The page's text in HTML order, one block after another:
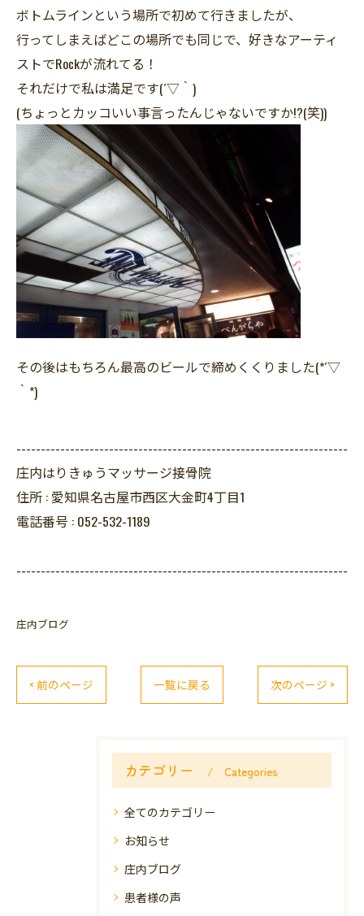
ボトムラインという場所で初めて行きましたが、
行ってしまえばどこの場所でも同じで、好きなアーティ
ストでRockが流れてる！
それだけで私は満足です(´▽｀)
(ちょっとカッコいい事言ったんじゃないですか!?(笑))
その後はもちろん最高のビールで締めくくりました(*´▽
｀*)
--------------------------------------------------------------------
庄内はりきゅうマッサージ接骨院
住所 : 愛知県名古屋市西区大金町4丁目1
電話番号 : 052-532-1189
--------------------------------------------------------------------
庄内ブログ
< 前のページ 一覧に戻る 次のページ >
カテゴリー Categories
全てのカテゴリー
お知らせ
庄内ブログ
患者様の声